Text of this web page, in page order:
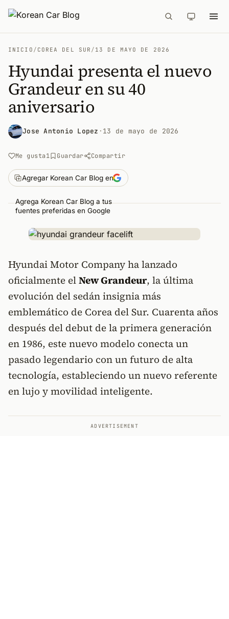
INICIO / COREA DEL SUR / 13 DE MAYO DE 2026
Hyundai presenta el nuevo
Grandeur en su 40
aniversario
Jose Antonio Lopez · 13 de mayo de 2026
Me gusta1 Guardar Compartir
Agregar Korean Car Blog en
Agrega Korean Car Blog a tus
fuentes preferidas en Google
Hyundai Motor Company ha lanzado
oficialmente elNew Grandeur, la última
evolución del sedán insignia más
emblemático de Corea del Sur. Cuarenta años
después del debut de la primera generación
en 1986, este nuevo modelo conecta un
pasado legendario con un futuro de alta
tecnología, estableciendo un nuevo referente
en lujo y movilidad inteligente.
ADVERTISEMENT